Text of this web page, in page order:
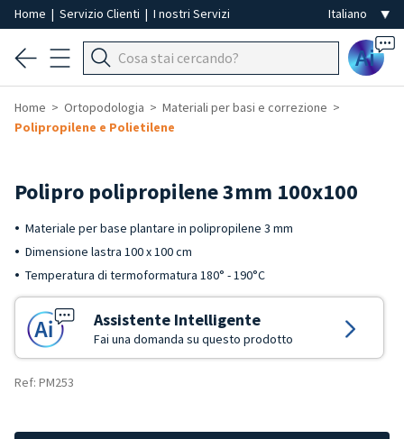
Home | Servizio Clienti | I nostri Servizi
Ai
Home Ortopodologia
Materiali per basi e correzione
Polipropilene e Polietilene
Polipro polipropilene 3mm 100x100
Materiale per base plantare in polipropilene 3 mm
Dimensione lastra 100 x 100 cm
Temperatura di termoformatura 180° - 190°C
Assistente Intelligente
Fai una domanda su questo prodotto
Ref: PM253